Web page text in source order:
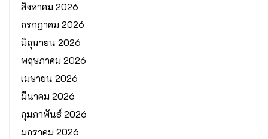
สิงหาคม 2026
กรกฎาคม 2026
มิถุนายน 2026
พฤษภาคม 2026
เมษายน 2026
มีนาคม 2026
กุมภาพันธ์ 2026
มกราคม 2026